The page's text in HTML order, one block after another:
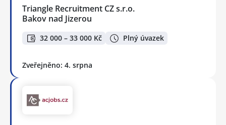
Triangle Recruitment CZ s.r.o.
Bakov nad Jizerou
32 000 – 33 000 Kč Plný úvazek
Zveřejněno: 4. srpna